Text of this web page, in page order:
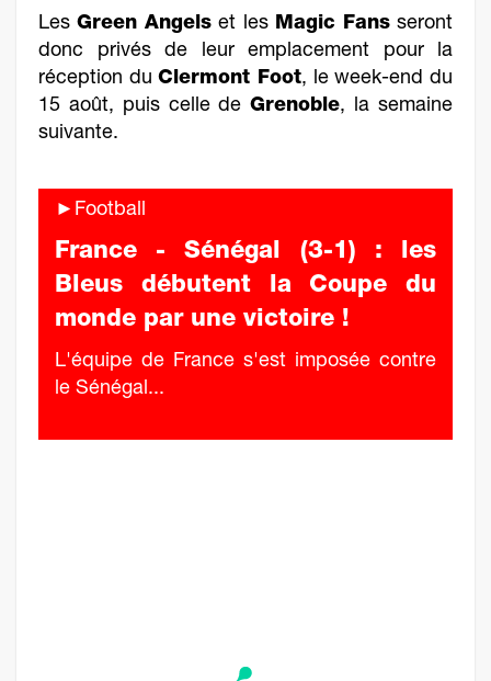
LesGreen Angels et les Magic Fansseront
donc privés de leur emplacement pour la
réception duClermont Foot, le week-end du
15 août, puis celle deGrenoble, la semaine
suivante.
►Football
France - Sénégal (3-1) : les
Bleus débutent la Coupe du
monde par une victoire !
L'équipe de France s'est imposée contre
le Sénégal...